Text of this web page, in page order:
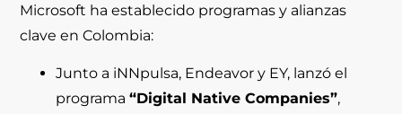
Microsoft ha establecido programas y alianzas
clave en Colombia:
Junto a iNNpulsa, Endeavor y EY, lanzó el
programa“Digital Native Companies”,